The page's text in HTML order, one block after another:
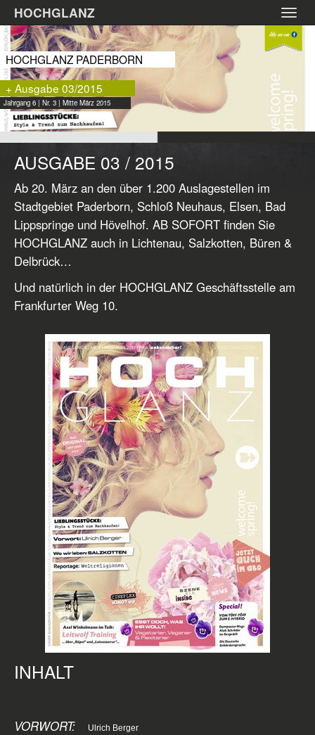
Zum
Hauptinhalt
springen
HOCHGLANZ
HOCHGLANZ PADERBORN
+ Ausgabe 03/2015
Jahrgang 6 | Nr. 3 | Mitte März 2015
AUSGABE 03 / 2015
Ab 20. März an den über 1.200 Auslagestellen im
Stadtgebiet Paderborn, Schloß Neuhaus, Elsen, Bad
Lippspringe und Hövelhof. AB SOFORT finden Sie
HOCHGLANZ auch in Lichtenau, Salzkotten, Büren &
Delbrück…
Und natürlich in der HOCHGLANZ Geschäftsstelle am
Frankfurter Weg 10.
INHALT
VORWORT: Ulrich Berger